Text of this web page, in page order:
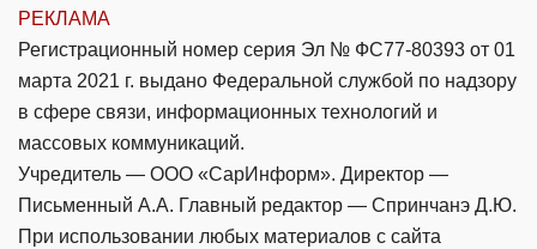
РЕКЛАМА
Регистрационный номер серия Эл № ФС77-80393 от 01
марта 2021 г. выдано Федеральной службой по надзору
в сфере связи, информационных технологий и
массовых коммуникаций.
Учредитель — ООО «СарИнформ». Директор —
Письменный А.А. Главный редактор — Спринчанэ Д.Ю.
При использовании любых материалов с сайта